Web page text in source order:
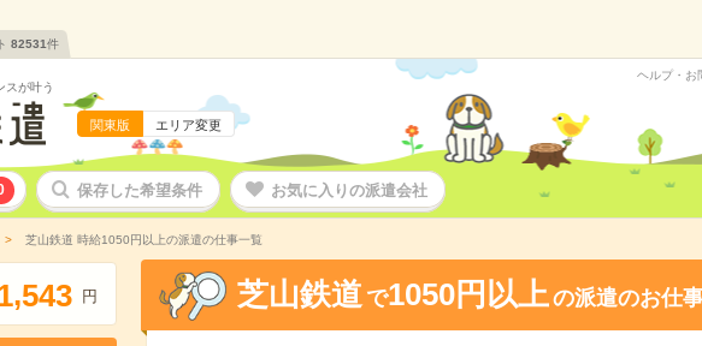
82531件
スが叶う
関東版 エリア変更
ヘルプ・お
保存した希望条件 お気に入りの派遣会社
芝山鉄道 時給1050円以上の派遣の仕事一覧
,543 円 芝山鉄道 で1050円以上の派遣のお仕